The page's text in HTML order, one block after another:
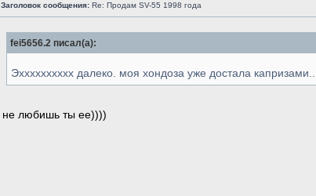
Заголовок сообщения: Re: Продам SV-55 1998 года
fei5656.2 писал(а):
Эхххххххххх далеко. моя хондоза уже достала капризами...
не любишь ты ее))))